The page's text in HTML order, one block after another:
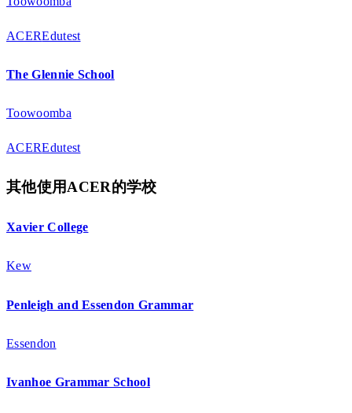
ACEREdutest
The Glennie School
Toowoomba
ACEREdutest
其他使用ACER的学校
Xavier College
Kew
Penleigh and Essendon Grammar
Essendon
Ivanhoe Grammar School